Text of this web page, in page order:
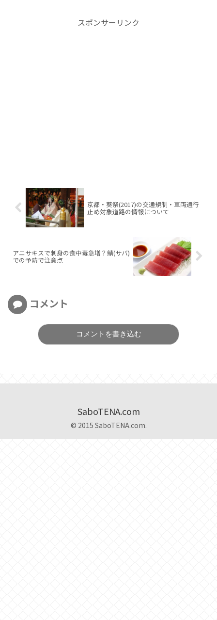
スポンサーリンク
京都・葵祭(2017)の交通規制・車両通行
止め対象道路の情報について
アニサキスで刺身の食中毒急増？鯖(サバ)
での予防で注意点
コメント
コメントを書き込む
SaboTENA.com
© 2015 SaboTENA.com.